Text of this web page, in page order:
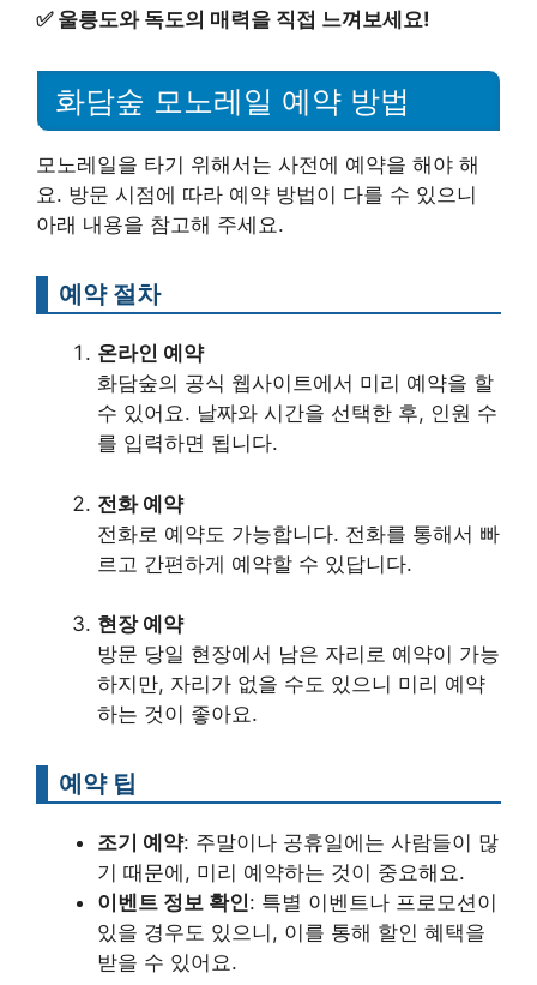
✅ 울릉도와 독도의 매력을 직접 느껴보세요!
화담숲 모노레일 예약 방법
모노레일을 타기 위해서는 사전에 예약을 해야 해
요. 방문 시점에 따라 예약 방법이 다를 수 있으니
아래 내용을 참고해 주세요.
예약 절차
온라인 예약
화담숲의 공식 웹사이트에서 미리 예약을 할
수 있어요. 날짜와 시간을 선택한 후, 인원 수
를 입력하면 됩니다.
전화 예약
전화로 예약도 가능합니다. 전화를 통해서 빠
르고 간편하게 예약할 수 있답니다.
현장 예약
방문 당일 현장에서 남은 자리로 예약이 가능
하지만, 자리가 없을 수도 있으니 미리 예약
하는 것이 좋아요.
예약 팁
조기 예약: 주말이나 공휴일에는 사람들이 많
기 때문에, 미리 예약하는 것이 중요해요.
이벤트 정보 확인: 특별 이벤트나 프로모션이
있을 경우도 있으니, 이를 통해 할인 혜택을
받을 수 있어요.